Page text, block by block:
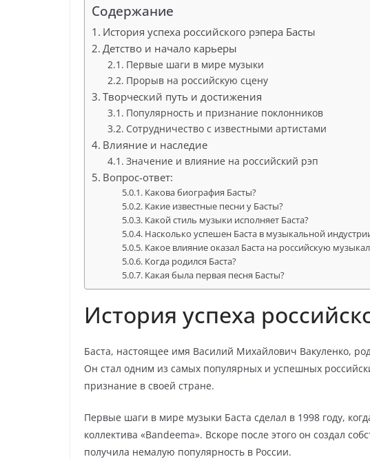
Содержание
История успеха российского рэпера Басты
Детство и начало карьеры
Первые шаги в мире музыки
Прорыв на российскую сцену
Творческий путь и достижения
Популярность и признание поклонников
Сотрудничество с известными артистами
Влияние и наследие
Значение и влияние на российский рэп
Вопрос-ответ:
Какова биография Басты?
Какие известные песни у Басты?
Какой стиль музыки исполняет Баста?
Насколько успешен Баста в музыкальной
Какое влияние оказал Баста на российскую
Когда родился Баста?
Какая была первая песня Басты?
История успеха
Баста, настоящее имя Василий Михайлович Вакуленко,
Он стал одним из самых популярных и успешных
признание в своей стране.
Первые шаги в мире музыки Баста сделал в 1998 году,
коллектива «Bandeema». Вскоре после этого он создал
получила немалую популярность в России.